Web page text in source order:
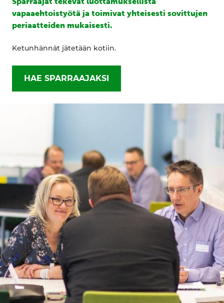
vapaaehtoistyötä ja toimivat yhteisesti sovittujen
periaatteiden mukaisesti.
Ketunhännät jätetään kotiin.
HAE SPARRAAJAKSI